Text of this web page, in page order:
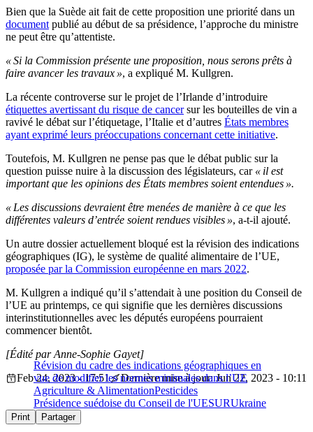
Bien que la Suède ait fait de cette proposition une priorité dans un
document publié au début de sa présidence, l’approche du ministre
ne peut être qu’attentiste.
« Si la Commission présente une proposition, nous serons prêts à
faire avancer les travaux », a expliqué M. Kullgren.
La récente controverse sur le projet de l’Irlande d’introduire
étiquettes avertissant du risque de cancersur les bouteilles de vin a
ravivé le débat sur l’étiquetage, l’Italie et d’autres États membres
ayant exprimé leurs préoccupations concernant cette initiative.
Toutefois, M. Kullgren ne pense pas que le débat public sur la
question puisse nuire à la discussion des législateurs, car « il est
important que les opinions des États membres soient entendues ».
« Les discussions devraient être menées de manière à ce que les
différentes valeurs d’entrée soient rendues visibles », a-t-il ajouté.
Un autre dossier actuellement bloqué est la révision des indications
géographiques (IG), le système de qualité alimentaire de l’UE,
proposée par la Commission européenne en mars 2022.
M. Kullgren a indiqué qu’il s’attendait à une position du Conseil de
l’UE au printemps, ce qui signifie que les dernières discussions
interinstitutionnelles avec les députés européens pourraient
commencer bientôt.
Révision du cadre des indications géographiques en
vue de modifier les normes minimales dans l’UE
[Édité par Anne-Sophie Gayet]
Feb 24, 2023 - 17:51
Dernière mise à jour: Jun 22, 2023 - 10:11
Agriculture & AlimentationPesticides
Présidence suédoise du Conseil de l'UESURUkraine
Print Partager